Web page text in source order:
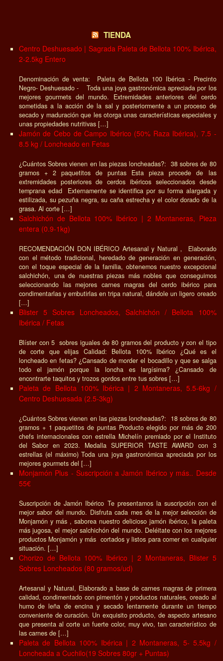
TIENDA
Centro Deshuesado | Sagrada Paleta de Bellota 100% Ibérica,
2-2.5kg Entero
Denominación de venta: Paleta de Bellota 100 Ibérica - Precinto
Negro- Deshuesado - Toda una joya gastronómica apreciada por los
mejores gourmets del mundo. Extremidades anteriores del cerdo
sometidas a la acción de la sal y posteriormente a un proceso de
secado y maduración que les otorga unas características especiales y
unas propiedades nutritivas […]
Jamón de Cebo de Campo Ibérico (50% Raza Ibérica), 7.5 -
8.5 kg / Loncheado en Fetas
¿Cuántos Sobres vienen en las piezas loncheadas?: 38 sobres de 80
gramos + 2 paquetitos de puntas Esta pieza procede de las
extremidades posteriores de cerdos ibéricos seleccionados desde
temprana edad Externamente se identifica por su forma alargada y
estilizada, su pezuña negra, su caña estrecha y el color dorado de la
grasa. Al corte […]
Salchichón de Bellota 100% Ibérico | 2 Montaneras, Pieza
entera (0.9-1kg)
RECOMENDACIÓN DON IBÉRICO Artesanal y Natural , Elaborado
con el método tradicional, heredado de generación en generación,
con el toque especial de la familia, obtenemos nuestro excepcional
salchichón, una de nuestras piezas más nobles que conseguimos
seleccionando las mejores carnes magras del cerdo ibérico para
condimentarlas y embutirlas en tripa natural, dándole un ligero oreado
[…]
Blister 5 Sobres Loncheados, Salchichón / Bellota 100%
Ibérica / Fetas
Blíster con 5 sobres iguales de 80 gramos del producto y con el tipo
de corte que elijas Calidad: Bellota 100% Ibérico ¿Qué es el
loncheado en fetas? ¿Cansado de morder el bocadillo y que se salga
todo el jamón porque la loncha es largísima? ¿Cansado de
encontrarte taquitos y trozos gordos entre tus sobres […]
Paleta de Bellota 100% Ibérica | 2 Montaneras, 5.5-6kg /
Centro Deshuesada (2.5-3kg)
¿Cuántos Sobres vienen en las piezas loncheadas?: 18 sobres de 80
gramos + 1 paquetitos de puntas Producto elegido por más de 200
chefs internacionales con estrella Michelín premiado por el Instituto
del Sabor en 2023. Medalla SUPERIOR TASTE AWARD con 3
estrellas (el máximo) Toda una joya gastronómica apreciada por los
mejores gourmets del […]
Monjamón Plus - Suscripción a Jamón Ibérico y más.. Desde
55€
Suscripción de Jamón Ibérico Te presentamos la suscripción con el
mejor sabor del mundo. Disfruta cada mes de la mejor selección de
Monjamón y más , saborea nuestro delicioso jamón ibérico, la paleta
más jugosa, el mejor salchichón del mundo. Deléitate con los mejores
productos Monjamón y más cortados y listos para comer en cualquier
situación. […]
Chorizo de Bellota 100% Ibérico | 2 Montaneras, Blister 5
Sobres Loncheados (80 gramos/ud)
Artesanal y Natural, Elaborado a base de carnes magras de primera
calidad, condimentado con pimentón y productos naturales, oreado al
humo de leña de encina y secado lentamente durante un tiempo
conveniente de curación. Un exquisito producto, de aspecto artesano
que presenta al corte un fuerte color, muy vivo, tan característico de
las carnes de […]
Paleta de Bellota 100% Ibérica | 2 Montaneras, 5- 5.5kg /
Loncheada a Cuchilo(19 Sobres 80gr + Puntas)